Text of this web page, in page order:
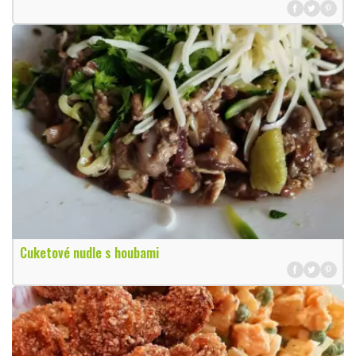
Cuketové nudle s houbami